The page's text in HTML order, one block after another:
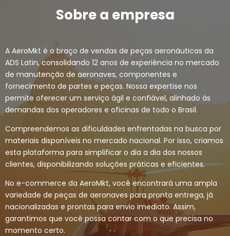
Sobre a empresa
A AeroMkt é o braço de vendas de peças aeronáuticas da
ADS Latin, consolidando 12 anos de experiência no mercado
de manutenção de aeronaves, componentes e
fornecimento de partes e peças. Nossa expertise nos
permite oferecer um serviço ágil e confiável, alinhado às
demandas dos operadores e oficinas de todo o Brasil.
Compreendemos as dificuldades enfrentadas na busca por
materiais disponíveis no mercado nacional. Por isso, criamos
esta plataforma para simplificar o dia a dia dos nossos
clientes, disponibilizando soluções práticas e eficientes.
No e-commerce da AeroMkt, você encontrará uma ampla
variedade de peças de aeronaves para pronta entrega, já
nacionalizadas e prontas para envio imediato. Assim,
garantimos que você possa contar com o que precisa no
momento certo.